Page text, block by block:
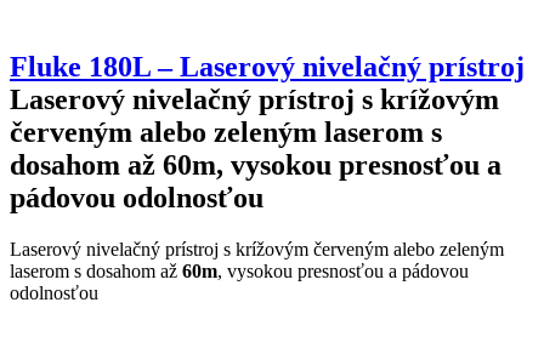
Fluke 180L – Laserový nivelačný prístroj
Laserový nivelačný prístroj s krížovým
červeným alebo zeleným laserom s
dosahom až 60m, vysokou presnosťou a
pádovou odolnosťou
Laserový nivelačný prístroj s krížovým červeným alebo zeleným
laserom s dosahom až 60m, vysokou presnosťou a pádovou
odolnosťou